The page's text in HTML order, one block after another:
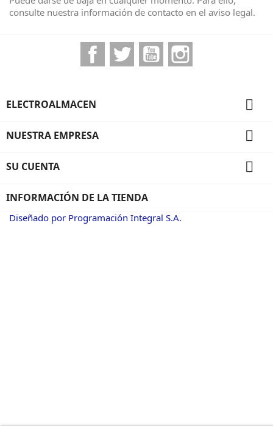
consulte nuestra información de contacto en el aviso legal.
FacebookTwitter YouTube
ELECTROALMACEN 
NUESTRA EMPRESA 
SU CUENTA 
INFORMACIÓN DE LA TIENDA
Diseñado por Programación Integral S.A.